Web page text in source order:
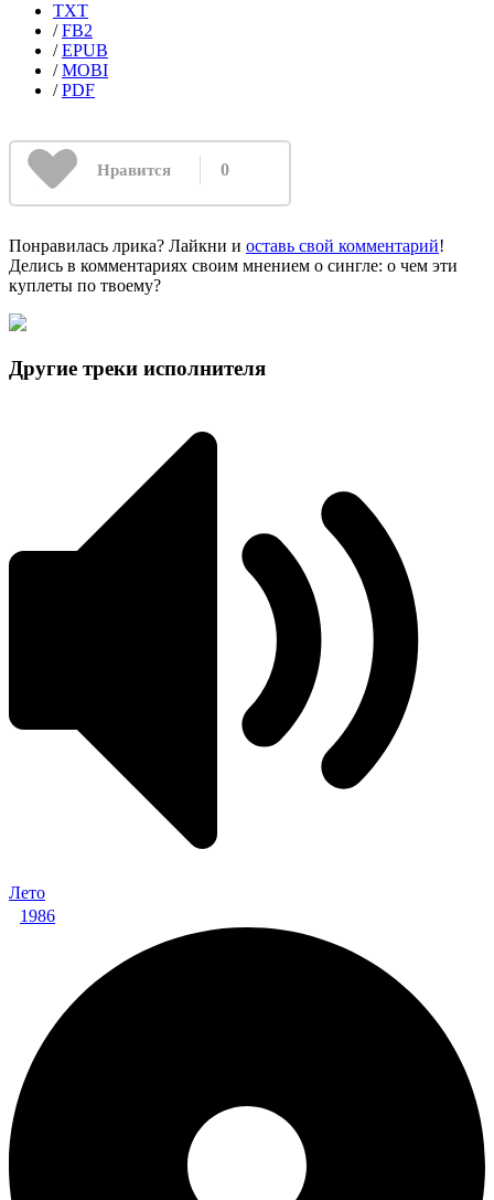
TXT
/FB2
/EPUB
/MOBI
/PDF
Нравится 0
Понравилась лрика? Лайкни и оставь свой комментарий!
Делись в комментариях своим мнением о сингле: о чем эти
куплеты по твоему?
Другие треки исполнителя
Лето
1986